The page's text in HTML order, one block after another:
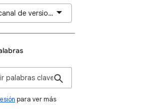
de versiones de Chrome utilizas?
para ver más